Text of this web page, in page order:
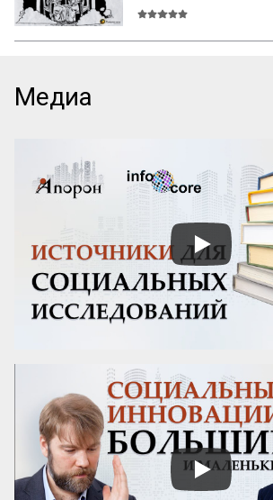
возвышенного и
и угодливая лесть
Учтивость
Бескорыстное
благородно,
прекрасны.
внушают уважение,
Люди, чувство
преимущественно
себе честных, вер...
Медиа